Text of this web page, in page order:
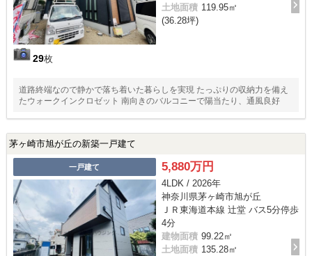
29枚
土地面積 119.95㎡
(36.28坪)
道路終端なので静かで落ち着いた暮らしを実現 たっぷりの収納力を備え
たウォークインクロゼット 南向きのバルコニーで陽当たり、通風良好
茅ヶ崎市旭が丘の新築一戸建て
一戸建て 5,880万円
4LDK / 2026年
神奈川県茅ヶ崎市旭が丘
ＪＲ東海道本線 辻堂 バス5分停歩
4分
建物面積 99.22㎡
土地面積 135.28㎡